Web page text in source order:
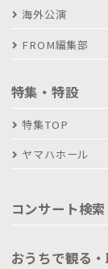
海外公演
FROM編集部
特集・特設
特集TOP
ヤマハホール
コンサート検索
おうちで観る・